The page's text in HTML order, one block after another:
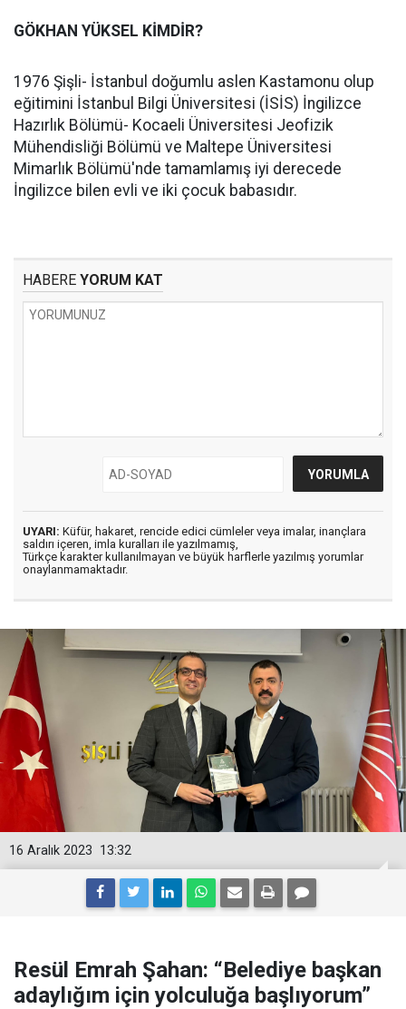
GÖKHAN YÜKSEL KİMDİR?
1976 Şişli- İstanbul doğumlu aslen Kastamonu olup
eğitimini İstanbul Bilgi Üniversitesi (İSİS) İngilizce
Hazırlık Bölümü- Kocaeli Üniversitesi Jeofizik
Mühendisliği Bölümü ve Maltepe Üniversitesi
Mimarlık Bölümü'nde tamamlamış iyi derecede
İngilizce bilen evli ve iki çocuk babasıdır.
HABERE YORUM KAT
UYARI: Küfür, hakaret, rencide edici cümleler veya imalar, inançlara
saldırı içeren, imla kuralları ile yazılmamış,
Türkçe karakter kullanılmayan ve büyük harflerle yazılmış yorumlar
onaylanmamaktadır.
13:32
16 Aralık 2023
Resül Emrah Şahan: “Belediye başkan
adaylığım için yolculuğa başlıyorum”